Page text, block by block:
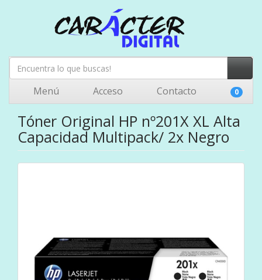
Menú Acceso Contacto 0
Tóner Original HP nº201X XL Alta
Capacidad Multipack/ 2x Negro